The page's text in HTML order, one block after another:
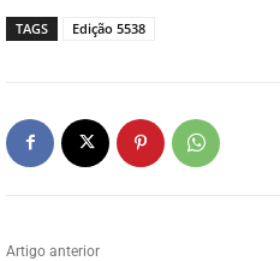
TAGS Edição 5538
Artigo anterior